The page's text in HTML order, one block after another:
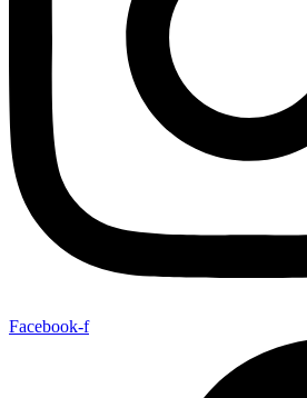
Facebook-f